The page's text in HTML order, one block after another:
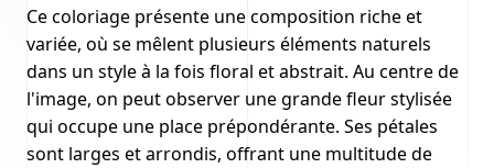
Ce coloriage présente une composition riche et
variée, où se mêlent plusieurs éléments naturels
dans un style à la fois floral et abstrait. Au centre de
l'image, on peut observer une grande fleur stylisée
qui occupe une place prépondérante. Ses pétales
sont larges et arrondis, offrant une multitude de